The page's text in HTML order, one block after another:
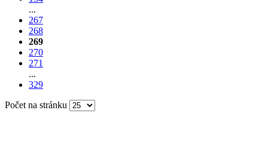
...
267
268
269
270
271
...
329
Počet na stránku